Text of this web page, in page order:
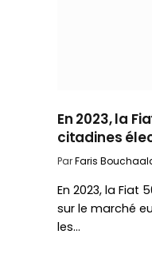
En 2023, la
citadines
ParFaris
En 2023, la Fiat
sur le marché
les…